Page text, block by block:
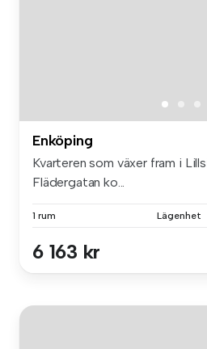
Enköping
Kvarteren som växer fram i
Flädergatan ko...
1 rum Lägenhet
6 163 kr